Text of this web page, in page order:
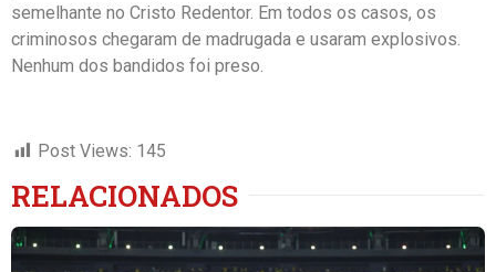
semelhante no Cristo Redentor. Em todos os casos, os
criminosos chegaram de madrugada e usaram explosivos.
Nenhum dos bandidos foi preso.
Post Views: 145
RELACIONADOS